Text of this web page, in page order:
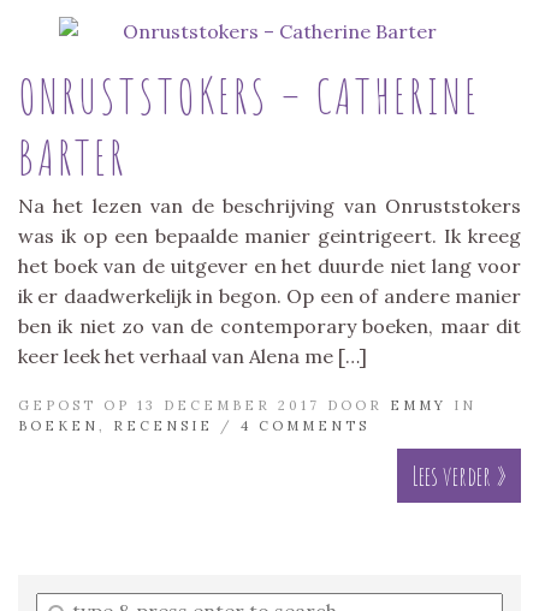
ONRUSTSTOKERS – CATHERINE
BARTER
Na het lezen van de beschrijving van Onruststokers
was ik op een bepaalde manier geintrigeert. Ik kreeg
het boek van de uitgever en het duurde niet lang voor
ik er daadwerkelijk in begon. Op een of andere manier
ben ik niet zo van de contemporary boeken, maar dit
keer leek het verhaal van Alena me […]
GEPOST OP 13 DECEMBER 2017 DOOR EMMY
IN
BOEKEN
RECENSIE / 4 COMMENTS
Lees verder »
Enter